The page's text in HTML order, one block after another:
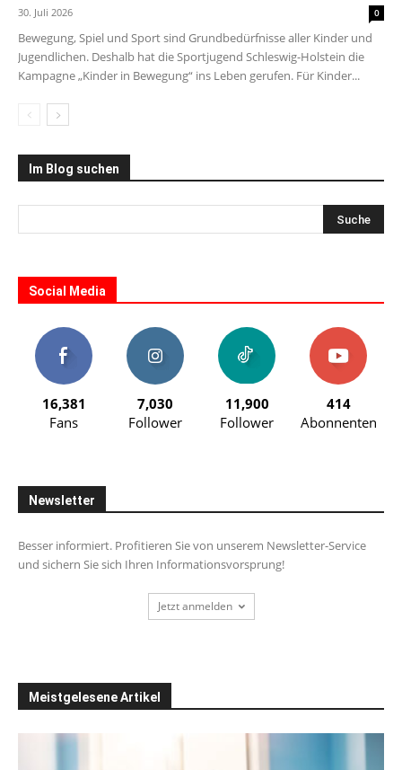
30. Juli 2026 0
Bewegung, Spiel und Sport sind Grundbedürfnisse aller Kinder und
Jugendlichen. Deshalb hat die Sportjugend Schleswig-Holstein die
Kampagne „Kinder in Bewegung“ ins Leben gerufen. Für Kinder...
Im Blog suchen
Social Media
16,381
Fans
7,030
Follower
11,900
Follower
414
Abonnenten
Newsletter
Besser informiert. Profitieren Sie von unserem Newsletter-Service
und sichern Sie sich Ihren Informationsvorsprung!
Jetzt anmelden
Meistgelesene Artikel